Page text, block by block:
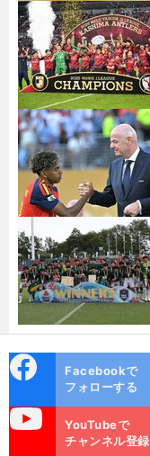
ok
Facebookで
フォローする
YouTubeで
チャンネル登録